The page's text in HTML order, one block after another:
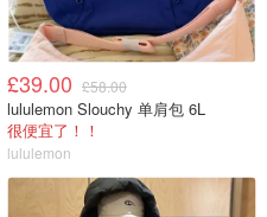
£39.00 £58.00
lululemon Slouchy 单肩包 6L
很便宜了！！
lululemon